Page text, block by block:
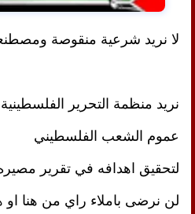
لا نريد شرعية منقوصة
عموم الشعب الفلسطيني
لتحقيق اهدافه في تقرير
لن نرضى باملاء راي من هنا او